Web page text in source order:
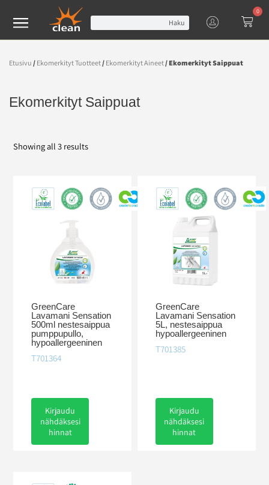
Haku
0
Etusivu / Ekomerkityt Tuotteet/ Ekomerkityt Aineet/ Ekomerkityt Saippuat
Ekomerkityt Saippuat
Showing all 3 results
GreenCare
Lavamani Sensation
500ml nestesaippua
pumppupullo,
hypoallergeeninen
T701364
Kirjaudu
nähdäksesi
hinnat
GreenCare
Lavamani Sensation
5L, nestesaippua
hypoallergeeninen
T701385
Kirjaudu
nähdäksesi
hinnat